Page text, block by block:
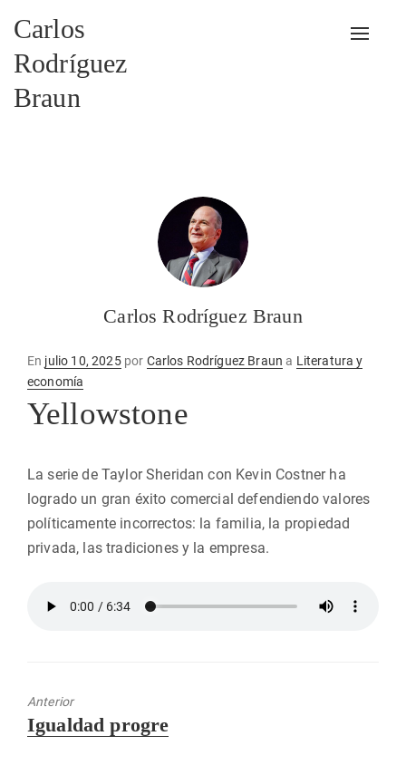
Carlos
Rodríguez
Braun
Carlos Rodríguez Braun
En Publicado
en
julio 10, 2025por Carlos Rodríguez Braun a Literatura y
economía
Yellowstone
La serie de Taylor Sheridan con Kevin Costner ha
logrado un gran éxito comercial defendiendo valores
políticamente incorrectos: la familia, la propiedad
privada, las tradiciones y la empresa.
Anterior
Entrada
Igualdad progre